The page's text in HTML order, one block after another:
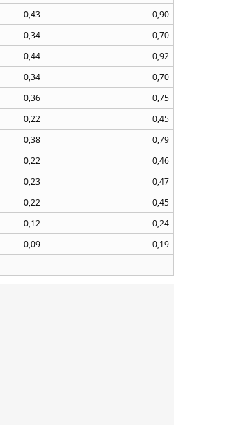
0,43
0,90
0,34
0,70
0,44
0,92
0,34
0,70
0,36
0,75
0,22
0,45
0,38
0,79
0,22
0,46
0,23
0,47
0,22
0,45
0,12
0,24
0,09
0,19